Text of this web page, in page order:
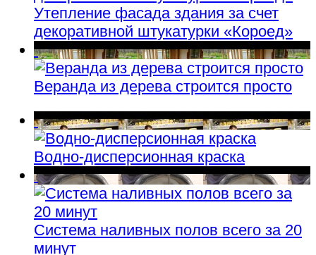
Утепление фасада здания за счет
декоративной штукатурки «Короед»
Веранда из дерева строится просто
Водно-дисперсионная краска
Система наливных полов всего за 20
минут